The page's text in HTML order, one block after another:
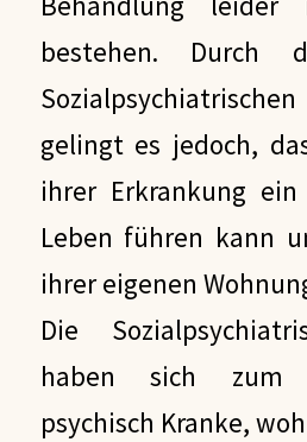
bestehen. Durch
gelingt es jedoch,
ihrer Erkrankung ein
Leben führen kann
ihrer eigenen
Die
haben sich zum
psychisch Kranke,